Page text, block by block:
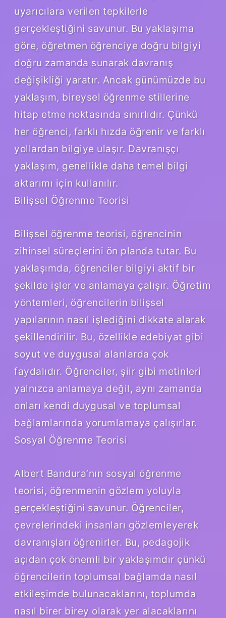
uyarıcılara verilen tepkilerle
gerçekleştiğini savunur. Bu yaklaşıma
göre, öğretmen öğrenciye doğru bilgiyi
doğru zamanda sunarak davranış
değişikliği yaratır. Ancak günümüzde bu
yaklaşım, bireysel öğrenme stillerine
hitap etme noktasında sınırlıdır. Çünkü
her öğrenci, farklı hızda öğrenir ve farklı
yollardan bilgiye ulaşır. Davranışçı
yaklaşım, genellikle daha temel bilgi
aktarımı için kullanılır.
Bilişsel Öğrenme Teorisi
Bilişsel öğrenme teorisi, öğrencinin
zihinsel süreçlerini ön planda tutar. Bu
yaklaşımda, öğrenciler bilgiyi aktif bir
şekilde işler ve anlamaya çalışır. Öğretim
yöntemleri, öğrencilerin bilişsel
yapılarının nasıl işlediğini dikkate alarak
şekillendirilir. Bu, özellikle edebiyat gibi
soyut ve duygusal alanlarda çok
faydalıdır. Öğrenciler, şiir gibi metinleri
yalnızca anlamaya değil, aynı zamanda
onları kendi duygusal ve toplumsal
bağlamlarında yorumlamaya çalışırlar.
Sosyal Öğrenme Teorisi
Albert Bandura’nın sosyal öğrenme
teorisi, öğrenmenin gözlem yoluyla
gerçekleştiğini savunur. Öğrenciler,
çevrelerindeki insanları gözlemleyerek
davranışları öğrenirler. Bu, pedagojik
açıdan çok önemli bir yaklaşımdır çünkü
öğrencilerin toplumsal bağlamda nasıl
etkileşimde bulunacaklarını, toplumda
nasıl birer birey olarak yer alacaklarını